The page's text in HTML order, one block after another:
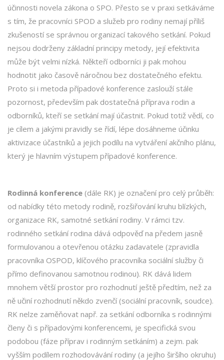
účinnosti novela zákona o SPO. Přesto se v praxi setkáváme
s tím, že pracovníci SPOD a služeb pro rodiny nemají příliš
zkušeností se správnou organizací takového setkání. Pokud
nejsou dodrženy základní principy metody, její efektivita
může být velmi nízká. Někteří odborníci ji pak mohou
hodnotit jako časově náročnou bez dostatečného efektu.
Proto si i metoda případové konference zaslouží stále
pozornost, především pak dostatečná příprava rodin a
odborníků, kteří se setkání mají účastnit. Pokud totiž vědí, co
je cílem a jakými pravidly se řídí, lépe dosáhneme účinku
aktivizace účastníků a jejich podílu na vytváření akčního plánu,
který je hlavním výstupem případové konference.
Rodinná konference (dále RK) je označení pro celý průběh:
od nabídky této metody rodině, rozšiřování kruhu blízkých,
organizace RK, samotné setkání rodiny. V rámci tzv.
rodinného setkání rodina dává odpověď na předem jasně
formulovanou a otevřenou otázku zadavatele (zpravidla
pracovníka OSPOD, klíčového pracovníka sociální služby či
přímo definovanou samotnou rodinou). RK dává lidem
mnohem větší prostor pro rozhodnutí ještě předtím, než za
ně učiní rozhodnutí někdo zvenčí (sociální pracovník, soudce).
RK nelze zaměňovat např. za setkání odborníka s rodinnými
členy či s případovými konferencemi, je specifická svou
podobou (fáze příprav i rodinným setkáním) a zejm. pak
vyšším podílem rozhodovávání rodiny (a jejího širšího okruhu)